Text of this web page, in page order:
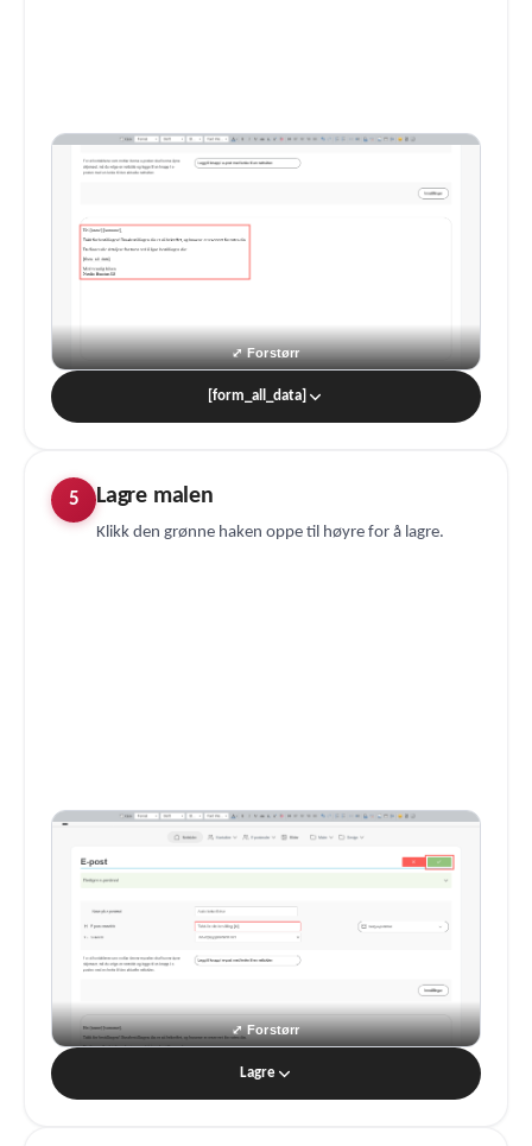
[form_all_data]
5 Lagre malen
Klikk den grønne haken oppe til høyre for å lagre.
Lagre